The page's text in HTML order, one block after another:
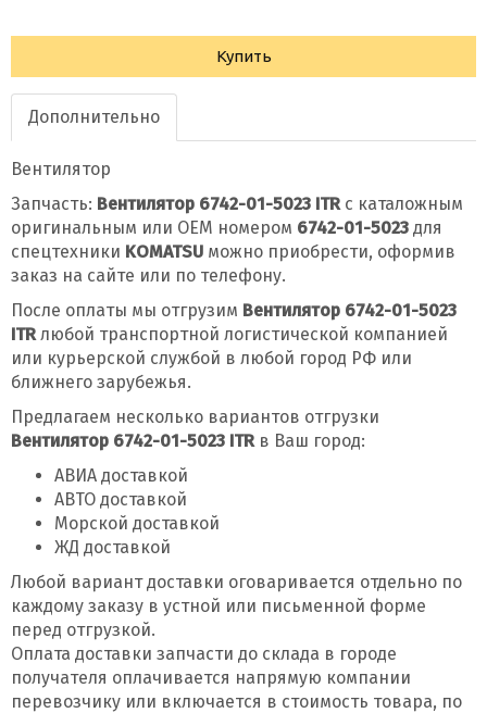
Купить
Дополнительно
Вентилятор
Запчасть: Вентилятор 6742-01-5023 ITRс каталожным
оригинальным или OEM номером 6742-01-5023 для
спецтехники KOMATSU можно приобрести, оформив
заказ на сайте или по телефону.
После оплаты мы отгрузим Вентилятор 6742-01-5023
ITRлюбой транспортной логистической компанией
или курьерской службой в любой город РФ или
ближнего зарубежья.
Предлагаем несколько вариантов отгрузки
Вентилятор 6742-01-5023 ITRв Ваш город:
АВИА доставкой
АВТО доставкой
Морской доставкой
ЖД доставкой
Любой вариант доставки оговаривается отдельно по
каждому заказу в устной или письменной форме
перед отгрузкой.
Оплата доставки запчасти до склада в городе
получателя оплачивается напрямую компании
перевозчику или включается в стоимость товара, по